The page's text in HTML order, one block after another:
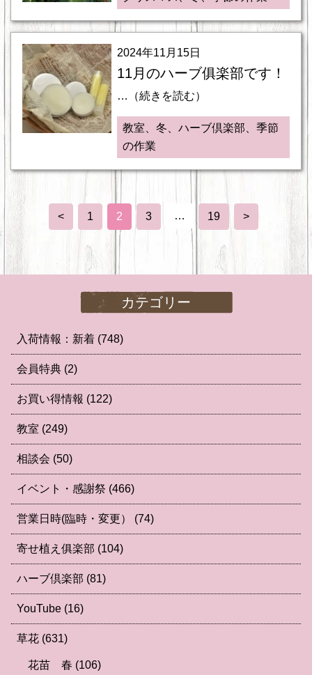
2024年11月15日
11月のハーブ俱楽部です！
…（続きを読む）
教室、冬、ハーブ倶楽部、季節
の作業
< 1 2 3 … 19 >
カテゴリー
入荷情報：新着 (748)
会員特典 (2)
お買い得情報 (122)
教室 (249)
相談会 (50)
イベント・感謝祭 (466)
営業日時(臨時・変更） (74)
寄せ植え俱楽部 (104)
ハーブ倶楽部 (81)
YouTube (16)
草花 (631)
花苗 春 (106)